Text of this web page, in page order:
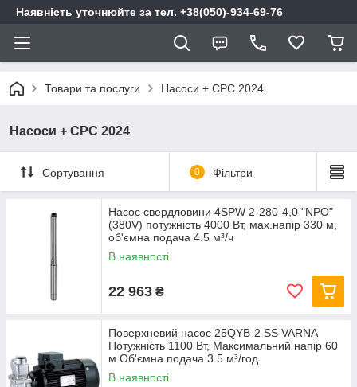
Наявність уточнюйте за тел. +38(050)-934-69-76
Товари та послуги Насоси + CPC 2024
Насоси + CPC 2024
Сортування 0 Фільтри
Насос свердловини 4SPW 2-280-4,0 "NPO"
(380V) потужність 4000 Вт, мах.напір 330 м,
об'ємна подача 4.5 м³/ч
В наявності
22 963 ₴
Поверхневий насос 25QYB-2 SS VARNA
Потужність 1100 Вт, Максимальний напір 60
м.Об'ємна подача 3.5 м³/год.
В наявності